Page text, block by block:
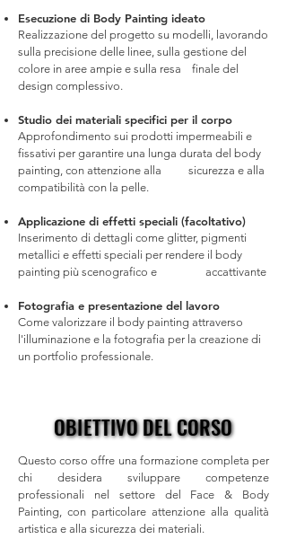
Esecuzione di Body Painting ideato
Realizzazione del progetto su modelli, lavorando
sulla precisione delle linee, sulla gestione del
colore in aree ampie e sulla resa finale del
design complessivo.
Studio dei materiali specifici per il corpo
Approfondimento sui prodotti impermeabili e
fissativi per garantire una lunga durata del body
painting, con attenzione alla sicurezza e alla
compatibilità con la pelle.
Applicazione di effetti speciali (facoltativo)​
Inserimento di dettagli come glitter, pigmenti
metallici e effetti speciali per rendere il body
painting più scenografico e accattivante
Fotografia e presentazione del lavoro
Come valorizzare il body painting attraverso
l'illuminazione e la fotografia per la creazione di
un portfolio professionale.
OBIETTIVO DEL CORSO
OBIETTIVO DEL CORSO
Questo corso offre una formazione completa per
chi desidera sviluppare competenze
professionali nel settore del Face & Body
Painting, con particolare attenzione alla qualità
artistica e alla sicurezza dei materiali.